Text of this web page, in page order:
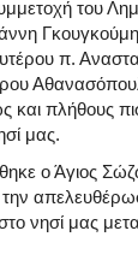
του
π.
και πλήθους
μας.
ο Άγιος
νησί μας